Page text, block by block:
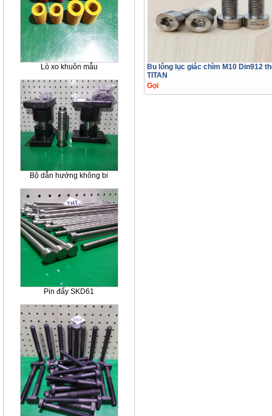
Lò xo khuôn mẫu
Bộ dẫn hướng không bi
Pin đẩy SKD61
Bu lông lục giác chìm M10 Din912
TITAN
Gọi